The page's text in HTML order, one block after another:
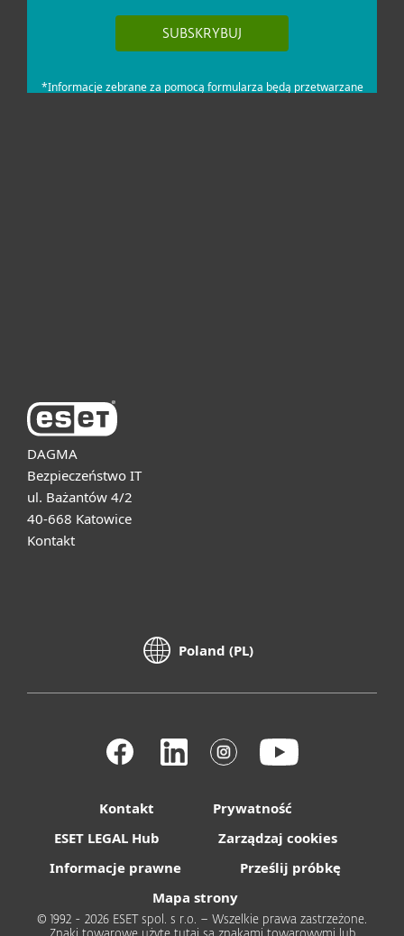
DAGMA
Bezpieczeństwo IT
ul. Bażantów 4/2
40-668 Katowice
Kontakt
Poland (PL)
Kontakt
Prywatność
ESET LEGAL Hub
Zarządzaj cookies
Informacje prawne
Prześlij próbkę
Mapa strony
© 1992 - 2026 ESET spol. s r.o. – Wszelkie prawa zastrzeżone.